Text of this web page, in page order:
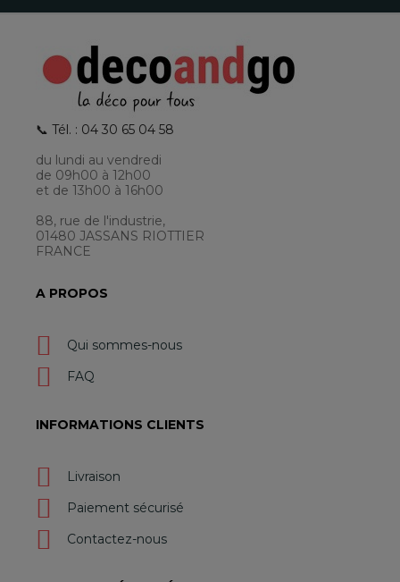
📞 Tél. : 04 30 65 04 58
du lundi au vendredi
de 09h00 à 12h00
et de 13h00 à 16h00
88, rue de l'industrie,
01480 JASSANS RIOTTIER
FRANCE
A PROPOS
Qui sommes-nous
FAQ
INFORMATIONS CLIENTS
Livraison
Paiement sécurisé
Contactez-nous